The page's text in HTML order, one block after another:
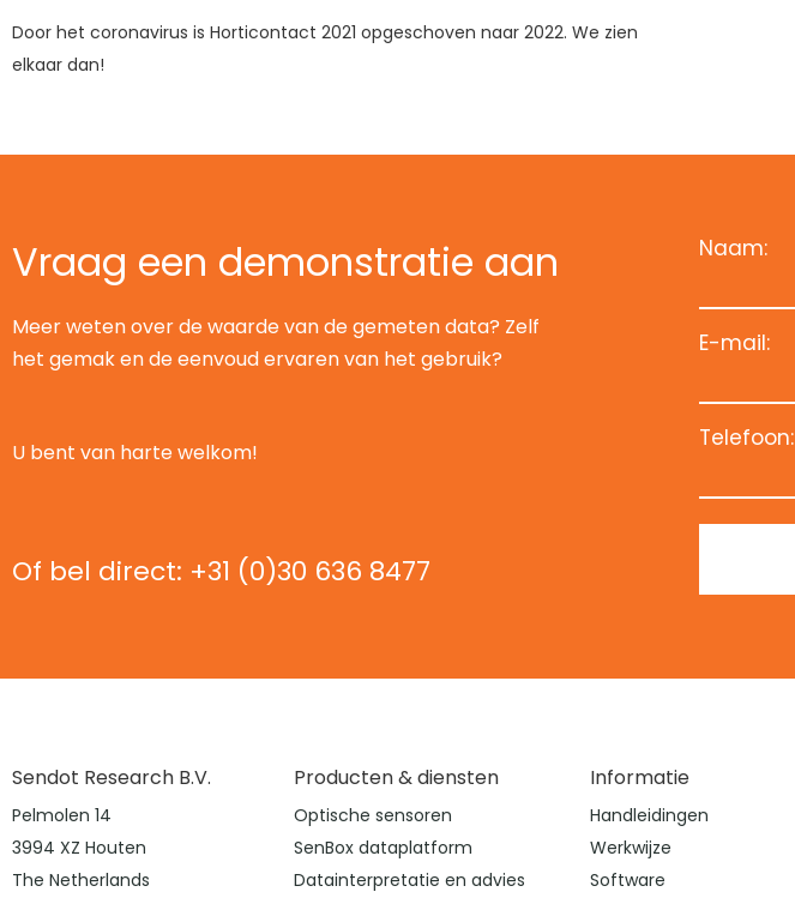
Door het coronavirus is Horticontact 2021 opgeschoven naar 2022. We zien
elkaar dan!
Vraag een demonstratie aan
Meer weten over de waarde van de gemeten data? Zelf
het gemak en de eenvoud ervaren van het gebruik?
U bent van harte welkom!
Of bel direct: +31 (0)30 636 8477
Naam:
E-mail:
Telefoon:
Sendot Research B.V.
Pelmolen 14
3994 XZ Houten
The Netherlands
Producten & diensten
Optische sensoren
SenBox dataplatform
Datainterpretatie en advies
Informatie
Handleidingen
Werkwijze
Software